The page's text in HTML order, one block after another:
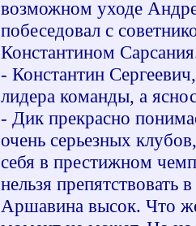
возможном уходе
побеседовал с
Константином
- Константин
лидера команды, а
- Дик прекрасно
очень серьезных
себя в престижном
нельзя препятствовать
Аршавина высок. Что